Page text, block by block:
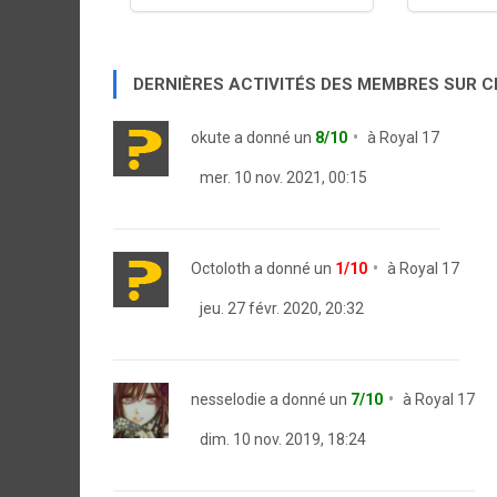
DERNIÈRES ACTIVITÉS DES MEMBRES SUR
okute a donné un 8/10 à Royal 17
mer. 10 nov. 2021, 00:15
Octoloth a donné un 1/10 à Royal 17
jeu. 27 févr. 2020, 20:32
nesselodie a donné un 7/10 à Royal 17
dim. 10 nov. 2019, 18:24